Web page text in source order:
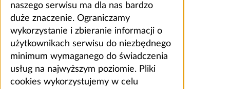
naszego serwisu ma dla nas bardzo
duże znaczenie. Ograniczamy
wykorzystanie i zbieranie informacji o
użytkownikach serwisu do niezbędnego
minimum wymaganego do świadczenia
usług na najwyższym poziomie. Pliki
cookies wykorzystujemy w celu